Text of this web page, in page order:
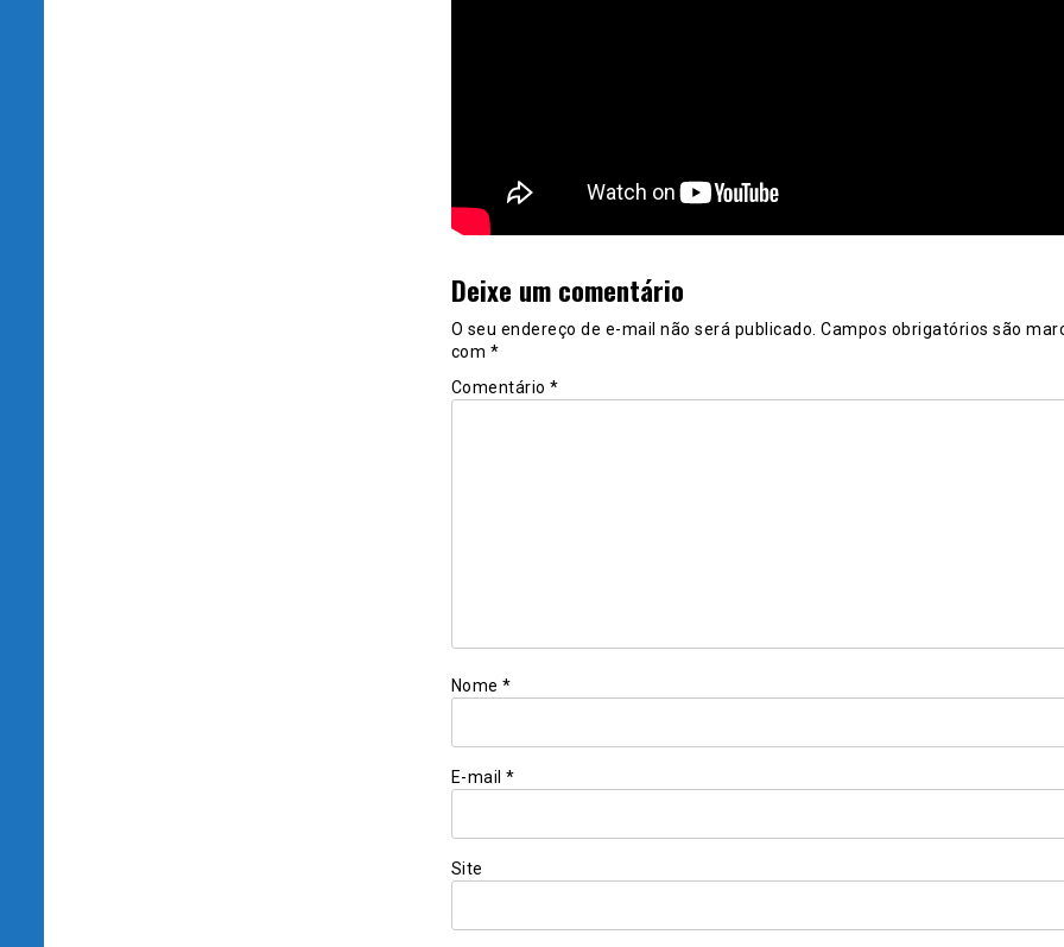
Deixe um comentário
O seu endereço de e-mail não será publicado. Campos obrigatórios são
com *
Comentário *
Nome *
E-mail *
Site